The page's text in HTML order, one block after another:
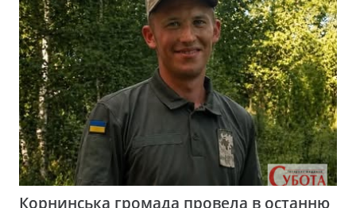
Корнинська громада провела в останню